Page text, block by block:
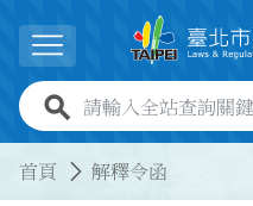
展開選單
全站查詢關鍵字欄位
首頁 解釋令函